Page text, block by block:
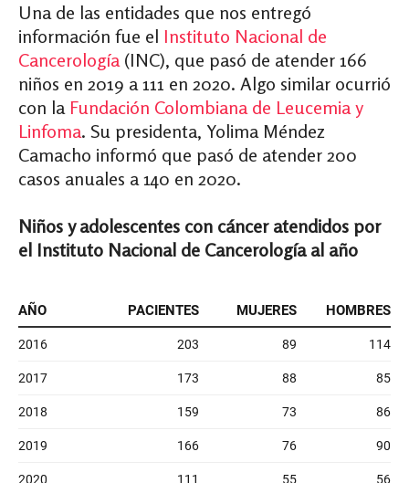
Una de las entidades que nos entregó
información fue el Instituto Nacional de
Cancerología(INC), que pasó de atender 166
niños en 2019 a 111 en 2020. Algo similar ocurrió
con la Fundación Colombiana de Leucemia y
Linfoma. Su presidenta, Yolima Méndez
Camacho informó que pasó de atender 200
casos anuales a 140 en 2020.
Niños y adolescentes con cáncer atendidos por
el Instituto Nacional de Cancerología al año